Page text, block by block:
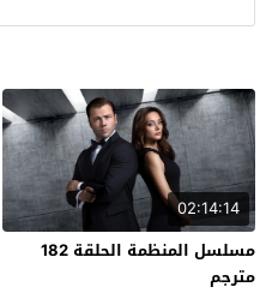
02:14:14
مسلسل المنظمة الحلقة 182
مترجم